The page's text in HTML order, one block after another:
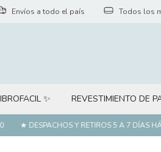
Envíos a todo el país Todos los
✨ REVESTIMIENTO DE
★ DESPACHOS Y RETIROS 5 A 7 DÍAS